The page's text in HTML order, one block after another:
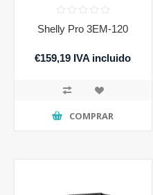
Shelly Pro 3EM-120
€159,19 IVA incluido
COMPRAR